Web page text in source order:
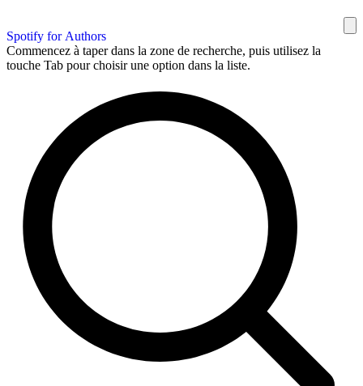
Spotify for Authors
Commencez à taper dans la zone de recherche, puis utilisez la
touche Tab pour choisir une option dans la liste.